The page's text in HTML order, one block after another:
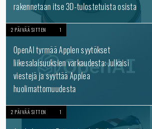
rakennetaan itse 3D-tulostetuista osista
2 PÄIVÄÄ SITTEN 1
OpenAI tyrmää Applen syytökset
liikesalaisuuksien varkaudesta: Julkaisi
viestejä ja syyttää Applea
huolimattomuudesta
2 PÄIVÄÄ SITTEN 1